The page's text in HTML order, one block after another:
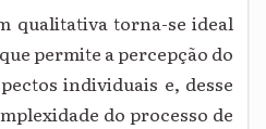
qualitativa torna-se ideal
permite a percepção do
individuais e, desse
do processo de